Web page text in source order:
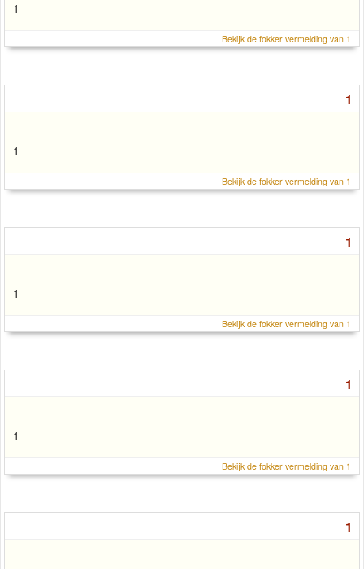
1
Bekijk de fokker vermelding van 1
1
1
Bekijk de fokker vermelding van 1
1
1
Bekijk de fokker vermelding van 1
1
1
Bekijk de fokker vermelding van 1
1